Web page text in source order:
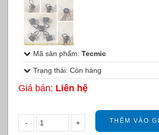
Mã sản phẩm: Tecmic
Trạng thái: Còn hàng
Giá bán: Liên hệ